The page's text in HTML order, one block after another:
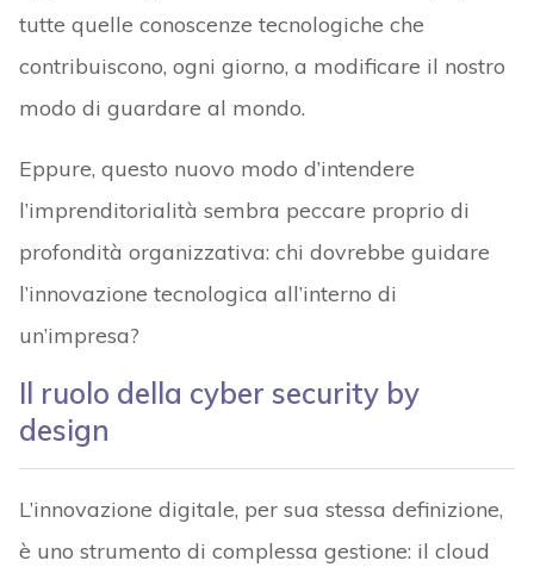
tutte quelle conoscenze tecnologiche che
contribuiscono, ogni giorno, a modificare il nostro
modo di guardare al mondo.
Eppure, questo nuovo modo d’intendere
l’imprenditorialità sembra peccare proprio di
profondità organizzativa: chi dovrebbe guidare
l’innovazione tecnologica all’interno di
un’impresa?
Il ruolo della cyber security by
design
L’innovazione digitale, per sua stessa definizione,
è uno strumento di complessa gestione: il cloud